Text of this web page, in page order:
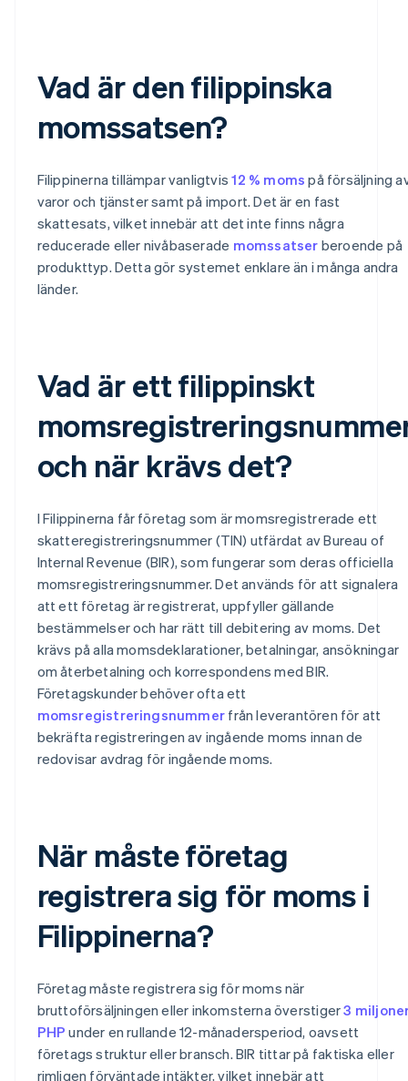
Vad är den filippinska
momssatsen?
Filippinerna tillämpar vanligtvis12 % moms på försäljning
varor och tjänster samt på import. Det är en fast
skattesats, vilket innebär att det inte finns några
reducerade eller nivåbaserade momssatser beroende på
produkttyp. Detta gör systemet enklare än i många andra
länder.
Vad är ett filippinskt
och när krävs det?
I Filippinerna får företag som är momsregistrerade ett
skatteregistreringsnummer (TIN) utfärdat av Bureau of
Internal Revenue (BIR), som fungerar som deras officiella
momsregistreringsnummer. Det används för att signalera
att ett företag är registrerat, uppfyller gällande
bestämmelser och har rätt till debitering av moms. Det
krävs på alla momsdeklarationer, betalningar, ansökningar
om återbetalning och korrespondens med BIR.
Företagskunder behöver ofta ett
momsregistreringsnummer från leverantören för att
bekräfta registreringen av ingående moms innan de
redovisar avdrag för ingående moms.
När måste företag
registrera sig för moms i
Filippinerna?
Företag måste registrera sig för moms när
bruttoförsäljningen eller inkomsterna överstiger3
PHP under en rullande 12-månadersperiod, oavsett
företags struktur eller bransch. BIR tittar på faktiska eller
rimligen förväntade intäkter, vilket innebär att